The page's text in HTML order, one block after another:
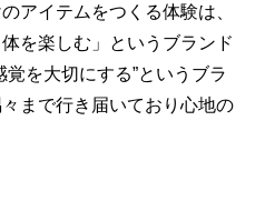
アイテムをつくる体験は、
を楽しむ」というブランド
を大切にする”というブラ
まで行き届いており心地の